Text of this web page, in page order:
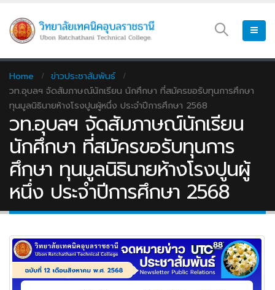
Home
ข่าวประชาสัมพันธ์
วท.อุบลฯ จัดสัมภาษณ์นักเรียน นักศึกษา ที่สมัครขอรับทุนการศึกษา
ทุนมูลนิธินายห้างโรงปูนผู้หนึ่ง ประจำปีการศึกษา 2568
วท.อุบลฯ จัดสัมภาษณ์นักเรียน
นักศึกษา ที่สมัครขอรับทุนการ
ศึกษา ทุนมูลนิธินายห้างโรงปูนผู้
หนึ่ง ประจำปีการศึกษา 2568